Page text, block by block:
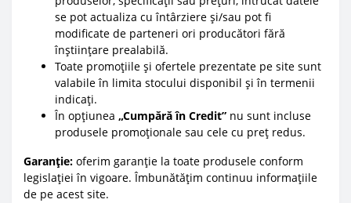
se pot actualiza cu întârziere și/sau pot fi
modificate de parteneri ori producători fără
înștiințare prealabilă.
Toate promoțiile și ofertele prezentate pe site sunt
valabile în limita stocului disponibil și în termenii
indicați.
În opțiunea „Cumpără în Credit” nu sunt incluse
produsele promoționale sau cele cu preț redus.
Garanție: oferim garanție la toate produsele conform
legislației în vigoare. Îmbunătățim continuu informațiile
de pe acest site.